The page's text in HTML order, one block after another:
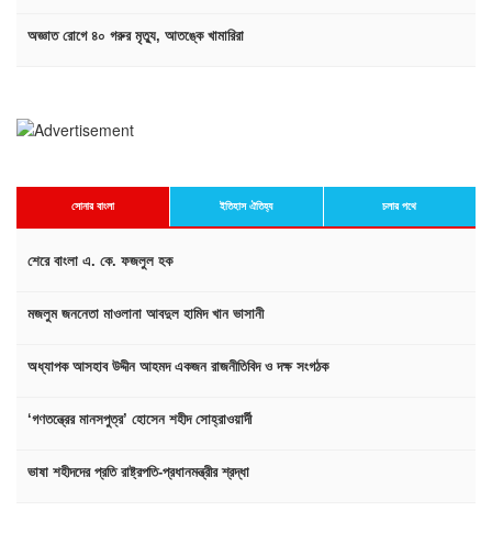
অজ্ঞাত রোগে ৪০ গরুর মৃত্যু, আতঙ্কে খামারিরা
সোনার বাংলা ইতিহাস ঐতিহ্য চলার পথে
শেরে বাংলা এ. কে. ফজলুল হক
মজলুম জননেতা মাওলানা আবদুল হামিদ খান ভাসানী
অধ্যাপক আসহাব উদ্দীন আহমদ একজন রাজনীতিবিদ ও দক্ষ সংগঠক
‘গণতন্ত্রের মানসপুত্র’ হোসেন শহীদ সোহ্‌রাওয়ার্দী
ভাষা শহীদদের প্রতি রাষ্ট্রপতি-প্রধানমন্ত্রীর শ্রদ্ধা